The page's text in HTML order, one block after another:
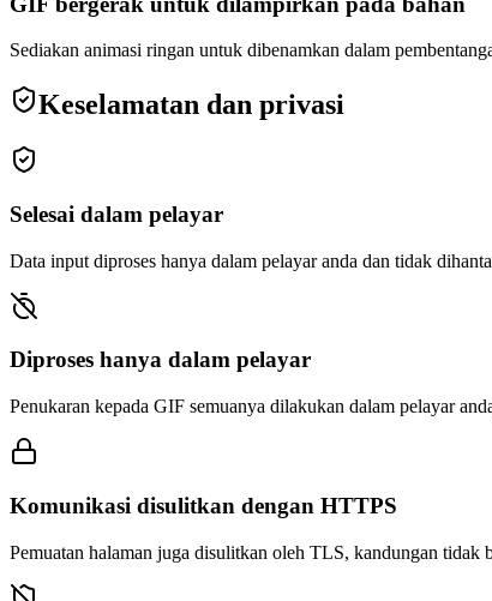
Sediakan animasi ringan untuk dibenamkan dalam
Keselamatan dan privasi
Selesai dalam pelayar
Data input diproses hanya dalam pelayar anda dan tidak
Diproses hanya dalam pelayar
Penukaran kepada GIF semuanya dilakukan dalam pelayar
Komunikasi disulitkan dengan HTTPS
Pemuatan halaman juga disulitkan oleh TLS, kandungan tidak